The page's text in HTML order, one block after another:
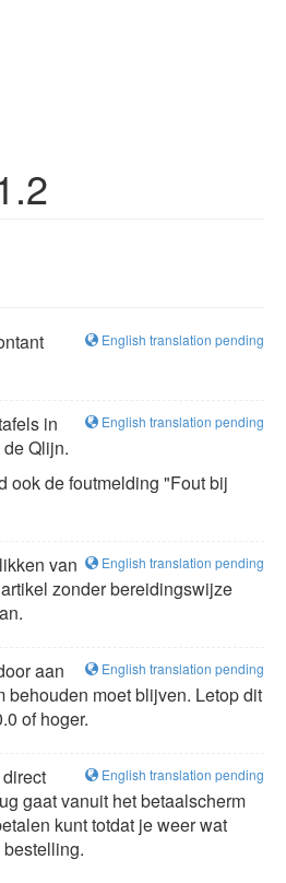
English translation pending
English translation pending
in
Qlijn.
ook de foutmelding "Fout bij
English translation pending
van
zonder bereidingswijze
English translation pending
aan
behouden moet blijven. Letop dit
of hoger.
English translation pending
gaat vanuit het betaalscherm
kunt totdat je weer wat